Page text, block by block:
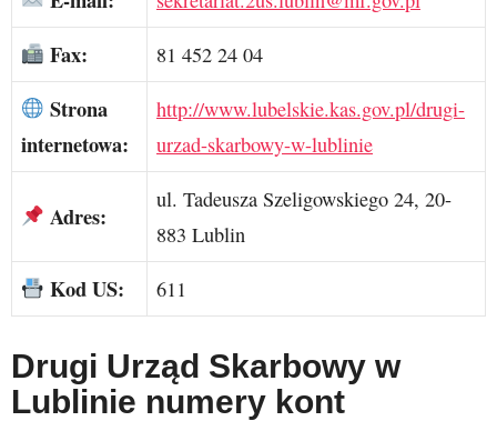
Fax: 81 452 24 04
Strona
internetowa:
http://www.lubelskie.kas.gov.pl/drugi-
urzad-skarbowy-w-lublinie
Adres:
ul. Tadeusza Szeligowskiego 24, 20-
883 Lublin
Kod US: 611
Drugi Urząd Skarbowy w
Lublinie numery kont